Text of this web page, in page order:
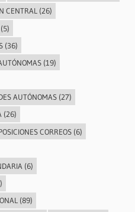
CENTRAL(26)
(36)
(19)
AUTÓNOMAS(27)
(26)
CORREOS(6)
(6)
(89)